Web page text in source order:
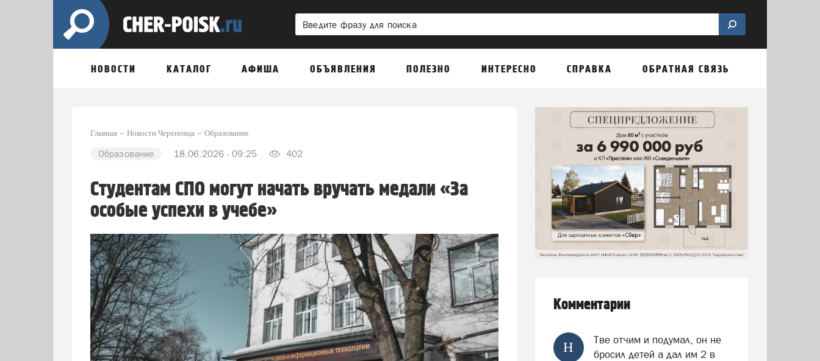
НОВОСТИ КАТАЛОГ АФИША ОБЪЯВЛЕНИЯ ПОЛЕЗНО ИНТЕРЕСНО СПРАВКА ОБРАТНАЯ СВЯЗЬ
Главная Новости Череповца Образование
Образование 18.06.2026 - 09:25 402
Студентам СПО могут начать вручать медали «За
особые успехи в учебе»
Комментарии
Н
Тве отчим и подумал, он не
бросил детей а дал им 2 в